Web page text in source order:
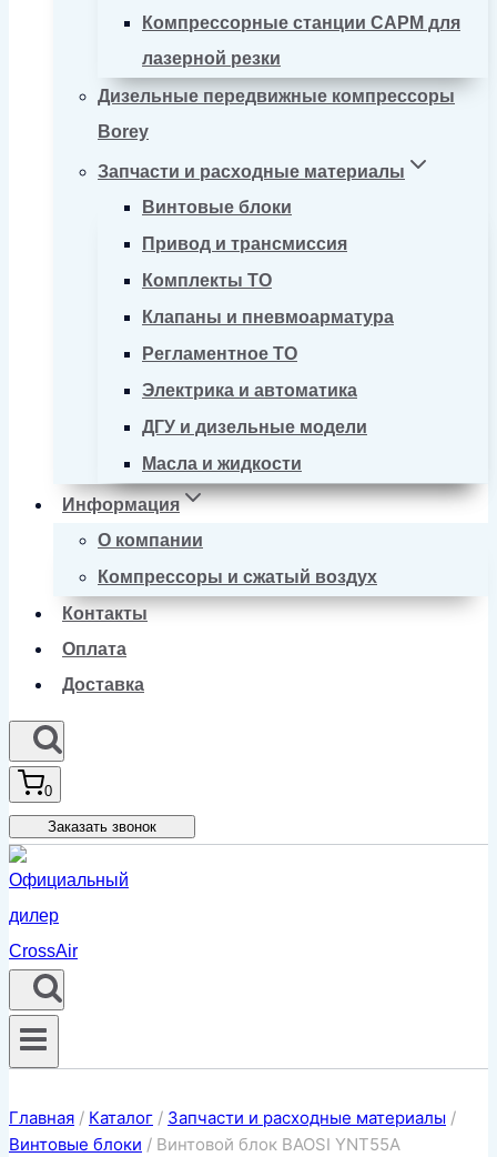
Компрессорные станции CAPM для
лазерной резки
Дизельные передвижные компрессоры
Borey
Запчасти и расходные материалы
Винтовые блоки
Привод и трансмиссия
Комплекты ТО
Клапаны и пневмоарматура
Регламентное ТО
Электрика и автоматика
ДГУ и дизельные модели
Масла и жидкости
Информация
О компании
Компрессоры и сжатый воздух
Контакты
Оплата
Доставка
0
Заказать звонок
Главная / Каталог / Запчасти и расходные материалы /
Винтовые блоки / Винтовой блок BAOSI YNT55A